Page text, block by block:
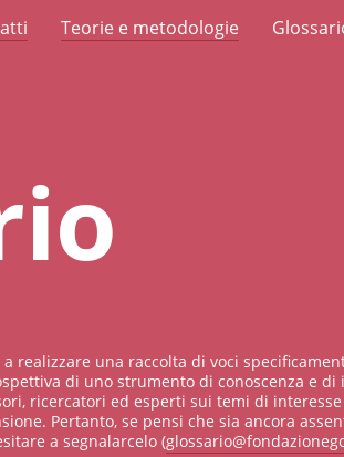
Teorie e metodologie
realizzare una raccolta di voci
di uno strumento di conoscenza e
ricercatori ed esperti sui temi di
Pertanto, se pensi che sia ancora
a segnalarcelo (